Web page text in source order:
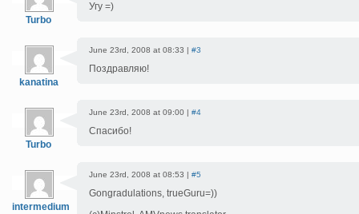
Turbo
Угу =)
kanatina
June 23rd, 2008 at 08:33 | #3
Поздравляю!
Turbo
June 23rd, 2008 at 09:00 | #4
Спасибо!
intermedium
June 23rd, 2008 at 08:53 | #5
Gongradulations, trueGuru=))